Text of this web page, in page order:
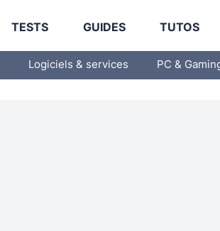
TESTS GUIDES TUTOS
Logiciels & services PC &